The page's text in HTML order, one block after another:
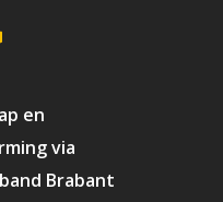
en
via
Brabant